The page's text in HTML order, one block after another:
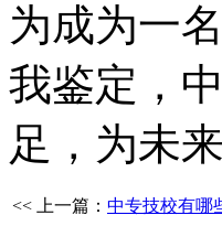
为成为一
我鉴定，
足，为未
<< 上一篇： 中专技校有哪